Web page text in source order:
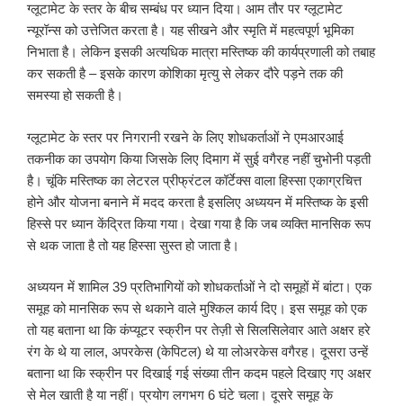
ग्लूटामेट के स्तर के बीच सम्बंध पर ध्यान दिया। आम तौर पर ग्लूटामेट
न्यूरॉन्स को उत्तेजित करता है। यह सीखने और स्मृति में महत्वपूर्ण भूमिका
निभाता है। लेकिन इसकी अत्यधिक मात्रा मस्तिष्क की कार्यप्रणाली को तबाह
कर सकती है – इसके कारण कोशिका मृत्यु से लेकर दौरे पड़ने तक की
समस्या हो सकती है।
ग्लूटामेट के स्तर पर निगरानी रखने के लिए शोधकर्ताओं ने एमआरआई
तकनीक का उपयोग किया जिसके लिए दिमाग में सुई वगैरह नहीं चुभोनी पड़ती
है। चूंकि मस्तिष्क का लेटरल प्रीफ्रंटल कॉर्टेक्स वाला हिस्सा एकाग्रचित्त
होने और योजना बनाने में मदद करता है इसलिए अध्ययन में मस्तिष्क के इसी
हिस्से पर ध्यान केंद्रित किया गया। देखा गया है कि जब व्यक्ति मानसिक रूप
से थक जाता है तो यह हिस्सा सुस्त हो जाता है।
अध्ययन में शामिल 39 प्रतिभागियों को शोधकर्ताओं ने दो समूहों में बांटा। एक
समूह को मानसिक रूप से थकाने वाले मुश्किल कार्य दिए। इस समूह को एक
तो यह बताना था कि कंप्यूटर स्क्रीन पर तेज़ी से सिलसिलेवार आते अक्षर हरे
रंग के थे या लाल, अपरकेस (केपिटल) थे या लोअरकेस वगैरह। दूसरा उन्हें
बताना था कि स्क्रीन पर दिखाई गई संख्या तीन कदम पहले दिखाए गए अक्षर
से मेल खाती है या नहीं। प्रयोग लगभग 6 घंटे चला। दूसरे समूह के